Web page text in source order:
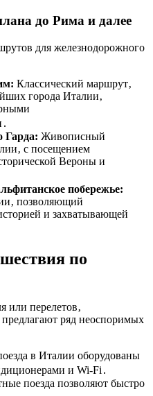
до Рима и далее
для железнодорожного
Классический маршрут‚
города Италии‚
Гарда: Живописный
с посещением
Вероны и
побережье:
позволяющий
и захватывающей
по
или перелетов‚
ряд неоспоримых
в Италии оборудованы
и Wi-Fi․
поезда позволяют быстро